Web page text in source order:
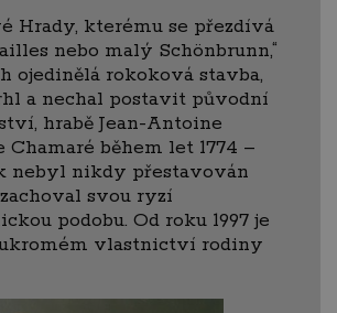
Hrady, kterému se přezdívá
nebo malý Schönbrunn,“
ojedinělá rokoková stavba,
a nechal postavit původní
hrabě Jean-Antoine
Chamaré během let 1774 –
nebyl nikdy přestavován
svou ryzí
podobu. Od roku 1997 je
vlastnictví rodiny